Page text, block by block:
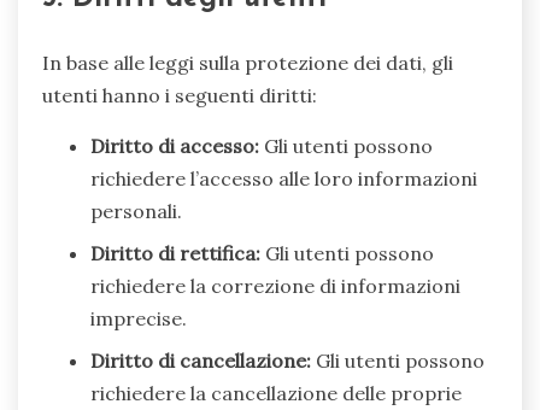
In base alle leggi sulla protezione dei dati, gli
utenti hanno i seguenti diritti:
Diritto di accesso: Gli utenti possono
richiedere l’accesso alle loro informazioni
personali.
Diritto di rettifica: Gli utenti possono
richiedere la correzione di informazioni
imprecise.
Diritto di cancellazione: Gli utenti possono
richiedere la cancellazione delle proprie